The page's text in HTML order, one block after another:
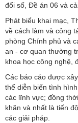
đổi số, Đề án 06 và
Phát biểu khai mạc,
về cách làm và công
phòng Chính phủ và
an - cơ quan thường
khoa học công nghệ,
Các báo cáo được
thể diễn biến tình
các lĩnh vực; đồng
khăn và nhất là tiến
các giải pháp.